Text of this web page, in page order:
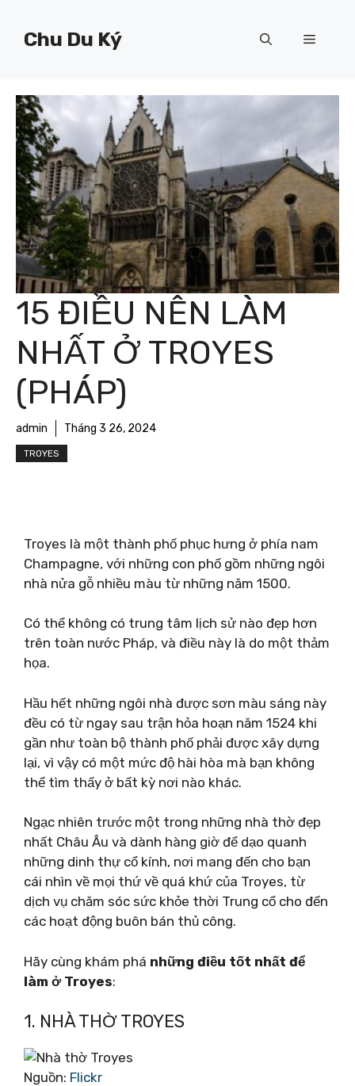
Chu Du Ký Menu
15 ĐIỀU NÊN LÀM
NHẤT Ở TROYES
(PHÁP)
admin Tháng 3 26, 2024
TROYES
Troyes là một thành phố phục hưng ở phía nam
Champagne, với những con phố gồm những ngôi
nhà nửa gỗ nhiều màu từ những năm 1500.
Có thể không có trung tâm lịch sử nào đẹp hơn
trên toàn nước Pháp, và điều này là do một thảm
họa.
Hầu hết những ngôi nhà được sơn màu sáng này
đều có từ ngay sau trận hỏa hoạn năm 1524 khi
gần như toàn bộ thành phố phải được xây dựng
lại, vì vậy có một mức độ hài hòa mà bạn không
thể tìm thấy ở bất kỳ nơi nào khác.
Ngạc nhiên trước một trong những nhà thờ đẹp
nhất Châu Âu và dành hàng giờ để dạo quanh
những dinh thự cổ kính, nơi mang đến cho bạn
cái nhìn về mọi thứ về quá khứ của Troyes, từ
dịch vụ chăm sóc sức khỏe thời Trung cổ cho đến
các hoạt động buôn bán thủ công.
Hãy cùng khám phá những điều tốt nhất để
làm ở Troyes:
1. NHÀ THỜ TROYES
Nguồn: Flickr